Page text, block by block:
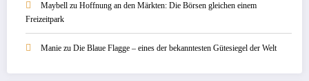
Maybell zu Hoffnung an den Märkten: Die Börsen gleichen einem
Freizeitpark
Manie zu Die Blaue Flagge – eines der bekanntesten Gütesiegel der Welt